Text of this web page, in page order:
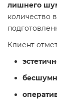
лишнего
количество
Клиент